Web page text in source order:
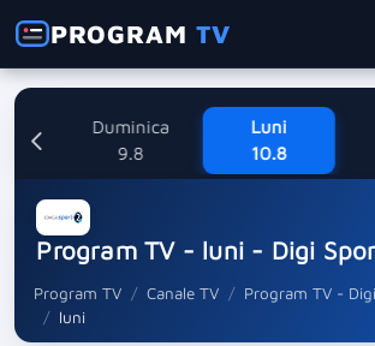
PROGRAMTV
Duminica
9.8
Luni
10.8
Program TV - luni - Digi
Program TV Canale TV
Program TV -
luni